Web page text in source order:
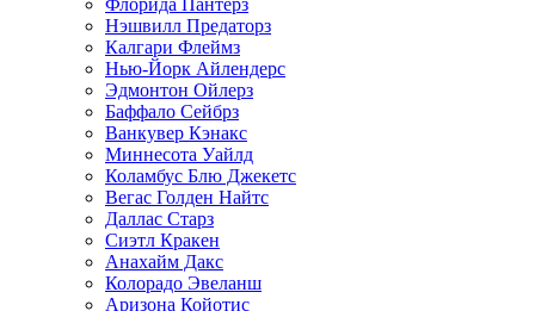
Флорида Пантерз
Нэшвилл Предаторз
Калгари Флеймз
Нью-Йорк Айлендерс
Эдмонтон Ойлерз
Баффало Сейбрз
Ванкувер Кэнакс
Миннесота Уайлд
Коламбус Блю Джекетс
Вегас Голден Найтс
Даллас Старз
Сиэтл Кракен
Анахайм Дакс
Колорадо Эвеланш
Аризона Койотис